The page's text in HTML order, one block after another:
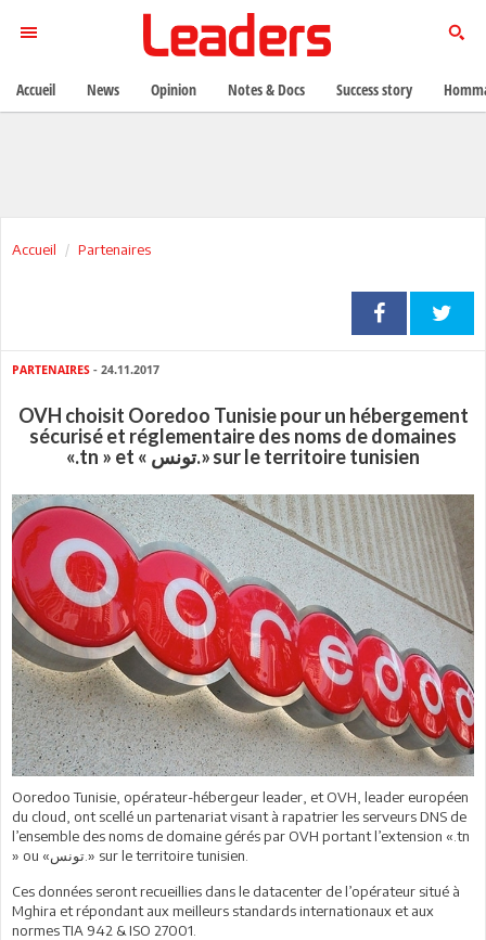
Accueil Partenaires
PARTENAIRES - 24.11.2017
OVH choisit Ooredoo Tunisie pour un hébergement
sécurisé et réglementaire des noms de domaines
«.tn » et « تونس.» sur le territoire tunisien
Ooredoo Tunisie, opérateur-hébergeur leader, et OVH, leader européen
du cloud, ont scellé un partenariat visant à rapatrier les serveurs DNS de
l’ensemble des noms de domaine gérés par OVH portant l’extension «.tn
» ou «تونس.» sur le territoire tunisien.
Ces données seront recueillies dans le datacenter de l’opérateur situé à
Mghira et répondant aux meilleurs standards internationaux et aux
normes TIA 942 & ISO 27001.
Accueil News Opinion Notes & Docs Success story